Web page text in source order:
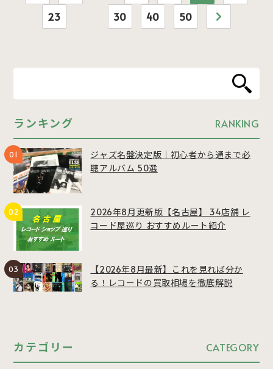
23
30 40 50
ランキング RANKING
ジャズ名盤決定版｜初心者から通まで必
聴アルバム 50選
2026年8月更新版【名古屋】 34店舗 レ
コード屋巡り おすすめルート紹介
【2026年8月最新】これを見れば分か
る！レコードの買取相場を徹底解説
カテゴリー CATEGORY